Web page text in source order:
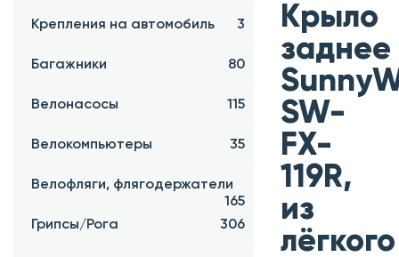
Крепления на автомобиль 3
Багажники 80
Велонасосы 115
Велокомпьютеры 35
Велофляги, флягодержатели
165
Грипсы/Рога
306
Крыло
заднее
SW-
FX-
119R,
из
лёгкого